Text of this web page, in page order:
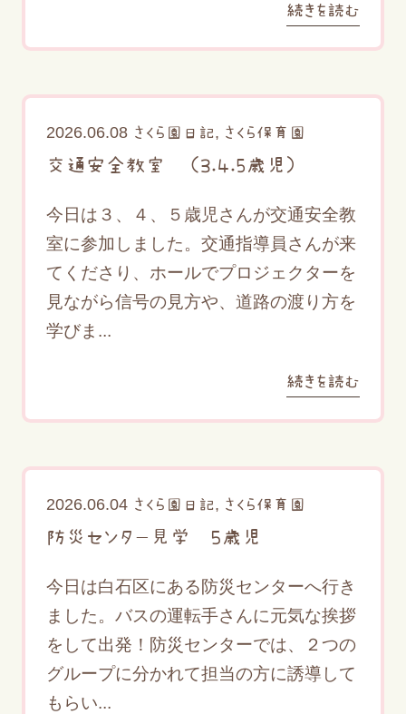
続きを読む
2026.06.08 さくら園日記, さくら保育園
交通安全教室 （３.４.5歳児）
今日は３、４、５歳児さんが交通安全教
室に参加しました。交通指導員さんが来
てくださり、ホールでプロジェクターを
見ながら信号の見方や、道路の渡り方を
学びま...
続きを読む
2026.06.04 さくら園日記, さくら保育園
防災センター見学 ５歳児
今日は白石区にある防災センターへ行き
ました。バスの運転手さんに元気な挨拶
をして出発！防災センターでは、２つの
グループに分かれて担当の方に誘導して
もらい...